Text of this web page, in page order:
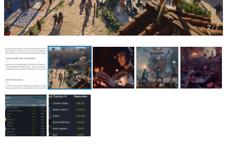
電ファミニコゲーマーとは？
運営：株式会社マレ
2 / 7